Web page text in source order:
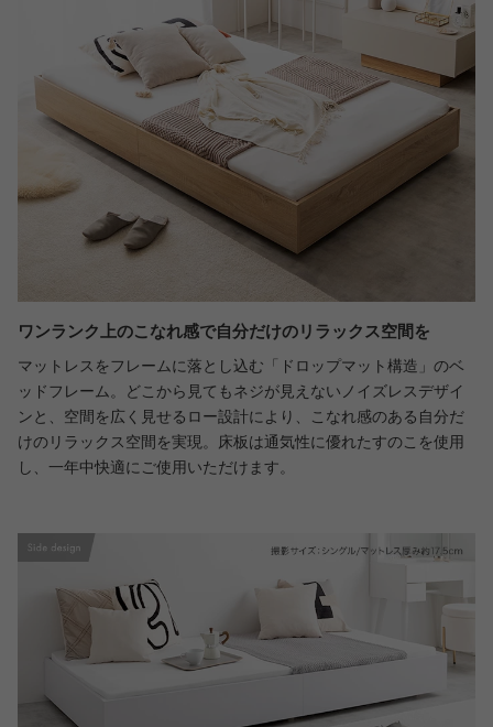
ワンランク上のこなれ感で自分だけのリラックス空間を
マットレスをフレームに落とし込む「ドロップマット構造」のベ
ッドフレーム。どこから見てもネジが見えないノイズレスデザイ
ンと、空間を広く見せるロー設計により、こなれ感のある自分だ
けのリラックス空間を実現。床板は通気性に優れたすのこを使用
し、一年中快適にご使用いただけます。